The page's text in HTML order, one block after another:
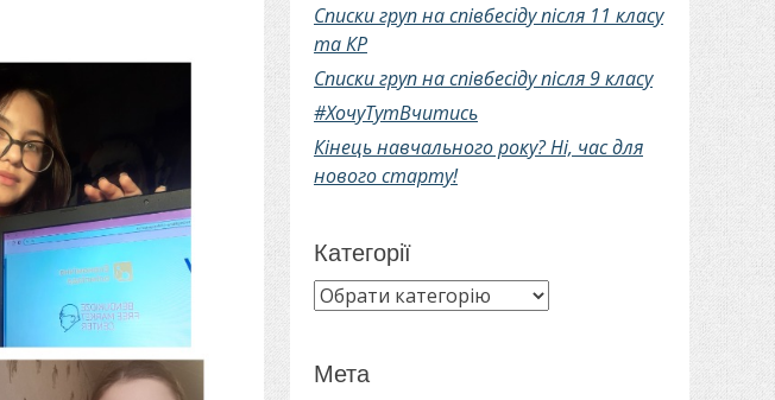
Списки груп на співбесіду після 11 класу
та КР
Списки груп на співбесіду після 9 класу
#ХочуТутВчитись
Кінець навчального року? Ні, час для
нового старту!
Категорії
Категорії
Мета